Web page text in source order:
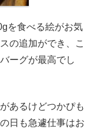
を食べる絵がお気
の追加ができ、こ
ーグが最高でし
あるけどつかぴも
日も急遽仕事はお